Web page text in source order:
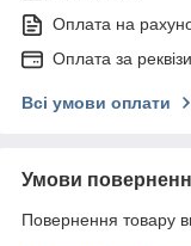
Оплата на
Оплата за
Всі умови оплати
Умови
Повернення товару